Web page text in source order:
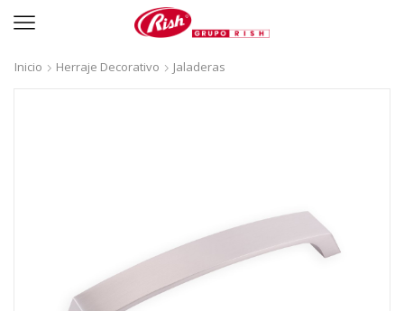
Inicio Herraje Decorativo Jaladeras